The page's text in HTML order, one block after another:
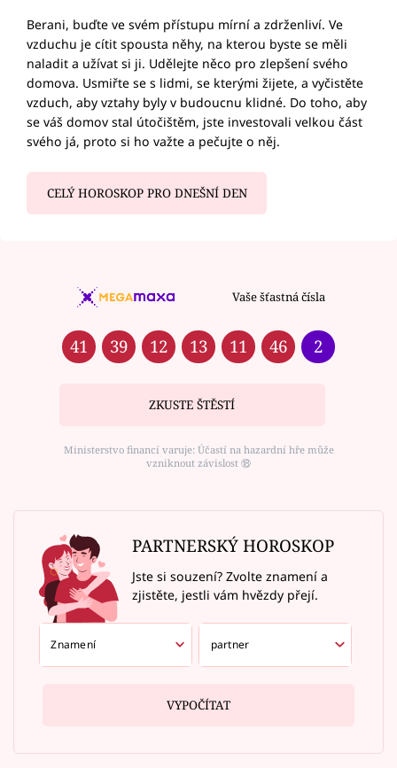
Berani, buďte ve svém přístupu mírní a zdrženliví. Ve
vzduchu je cítit spousta něhy, na kterou byste se měli
naladit a užívat si ji. Udělejte něco pro zlepšení svého
domova. Usmiřte se s lidmi, se kterými žijete, a vyčistěte
vzduch, aby vztahy byly v budoucnu klidné. Do toho, aby
se váš domov stal útočištěm, jste investovali velkou část
svého já, proto si ho važte a pečujte o něj.
CELÝ HOROSKOP PRO DNEŠNÍ DEN
Vaše šťastná čísla
41 39 12 13 11 46 2
ZKUSTE ŠTĚSTÍ
Ministerstvo financí varuje: Účastí na hazardní hře může
vzniknout závislost ⑱
PARTNERSKÝ HOROSKOP
Jste si souzení? Zvolte znamení a
zjistěte, jestli vám hvězdy přejí.
VYPOČÍTAT